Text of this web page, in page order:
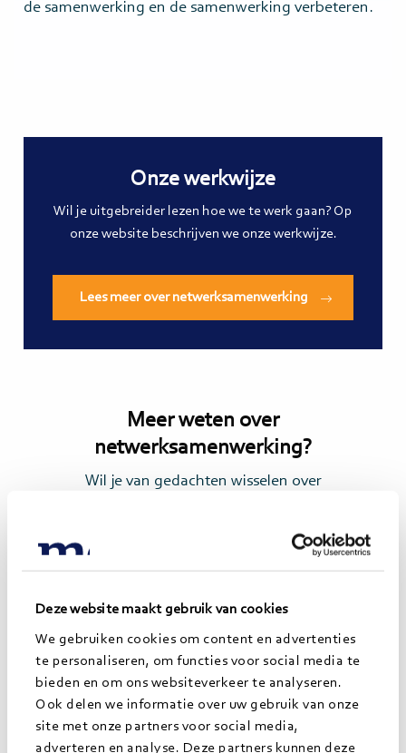
Deze website maakt gebruik van cookies
We gebruiken cookies om content en advertenties
te personaliseren, om functies voor social media te
bieden en om ons websiteverkeer te analyseren.
Ook delen we informatie over uw gebruik van onze
site met onze partners voor social media,
adverteren en analyse. Deze partners kunnen deze
de samenwerking en de samenwerking verbeteren.
Onze werkwijze
Wil je uitgebreider lezen hoe we te werk gaan? Op
onze website beschrijven we onze werkwijze.
Lees meer over netwerksamenwerking
Meer weten over
netwerksamenwerking?
Wil je van gedachten wisselen over
Morgens voor je samenwerkingsverband kan
betekenen? Neem dan contact op met Anna
Lees
meer>